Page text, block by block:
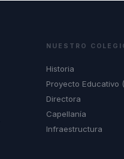
NUESTRO
Historia
Proyecto Educativo
Directora
Capellanía
Infraestructura